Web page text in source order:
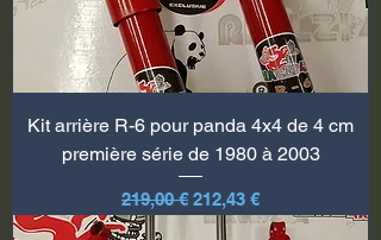
Kit arrière R-6 pour panda 4x4 de 4 cm
première série de 1980 à 2003
Prix original
219,00 € Prix promotionnel
212,43 €